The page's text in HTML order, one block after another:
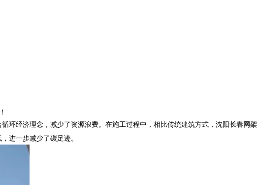
环经济理念，减少了资源浪费。在施工过程中，相比传统建筑方式，沈阳长春网架
进一步减少了碳足迹。